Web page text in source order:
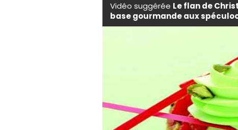
Vidéo suggérée Le flan de
base gourmande aux